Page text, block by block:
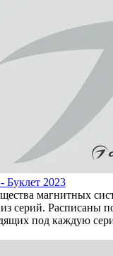
Буклет 2023
магнитных
серий. Расписаны
под каждую